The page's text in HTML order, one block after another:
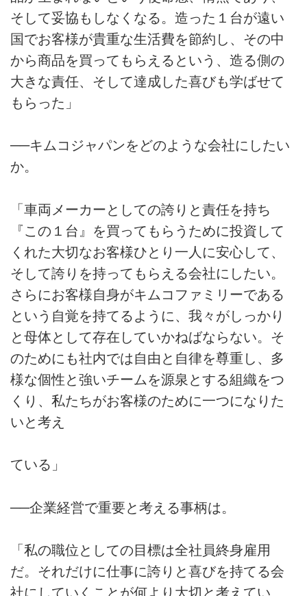
そして妥協もしなくなる。造った１台が遠い
国でお客様が貴重な生活費を節約し、その中
から商品を買ってもらえるという、造る側の
大きな責任、そして達成した喜びも学ばせて
もらった」
──キムコジャパンをどのような会社にしたい
か。
「車両メーカーとしての誇りと責任を持ち
『この１台』を買ってもらうために投資して
くれた大切なお客様ひとり一人に安心して、
そして誇りを持ってもらえる会社にしたい。
さらにお客様自身がキムコファミリーである
という自覚を持てるように、我々がしっかり
と母体として存在していかねばならない。そ
のためにも社内では自由と自律を尊重し、多
様な個性と強いチームを源泉とする組織をつ
くり、私たちがお客様のために一つになりた
いと考え
ている」
──企業経営で重要と考える事柄は。
「私の職位としての目標は全社員終身雇用
だ。それだけに仕事に誇りと喜びを持てる会
社にしていくことが何より大切と考えてい